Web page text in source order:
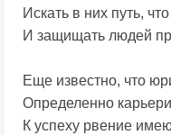
Искать в них путь,
И защищать людей
Еще известно, что
Определенно
К успеху рвение